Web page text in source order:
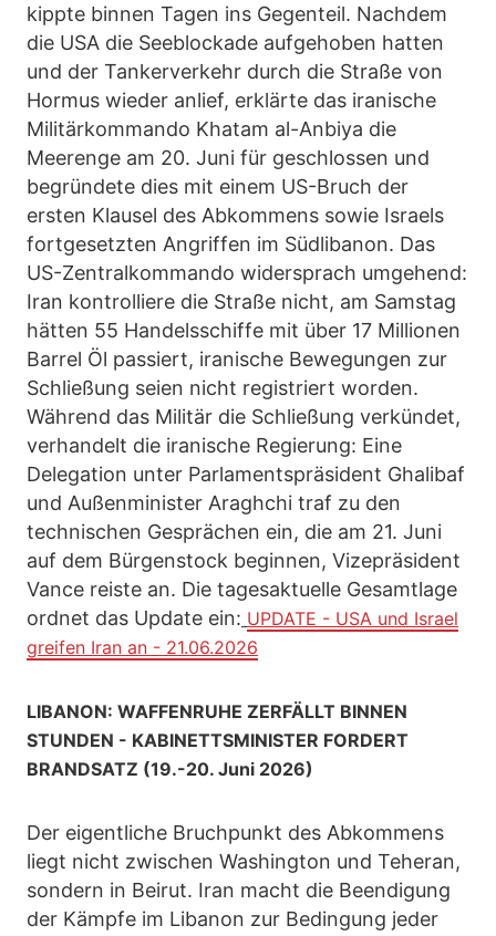
kippte binnen Tagen ins Gegenteil. Nachdem
die USA die Seeblockade aufgehoben hatten
und der Tankerverkehr durch die Straße von
Hormus wieder anlief, erklärte das iranische
Militärkommando Khatam al-Anbiya die
Meerenge am 20. Juni für geschlossen und
begründete dies mit einem US-Bruch der
ersten Klausel des Abkommens sowie Israels
fortgesetzten Angriffen im Südlibanon. Das
US-Zentralkommando widersprach umgehend:
Iran kontrolliere die Straße nicht, am Samstag
hätten 55 Handelsschiffe mit über 17 Millionen
Barrel Öl passiert, iranische Bewegungen zur
Schließung seien nicht registriert worden.
Während das Militär die Schließung verkündet,
verhandelt die iranische Regierung: Eine
Delegation unter Parlamentspräsident Ghalibaf
und Außenminister Araghchi traf zu den
technischen Gesprächen ein, die am 21. Juni
auf dem Bürgenstock beginnen, Vizepräsident
Vance reiste an. Die tagesaktuelle Gesamtlage
ordnet das Update ein: UPDATE - USA und Israel
greifen Iran an - 21.06.2026
LIBANON: WAFFENRUHE ZERFÄLLT BINNEN
STUNDEN - KABINETTSMINISTER FORDERT
BRANDSATZ (19.-20. Juni 2026)
Der eigentliche Bruchpunkt des Abkommens
liegt nicht zwischen Washington und Teheran,
sondern in Beirut. Iran macht die Beendigung
der Kämpfe im Libanon zur Bedingung jeder